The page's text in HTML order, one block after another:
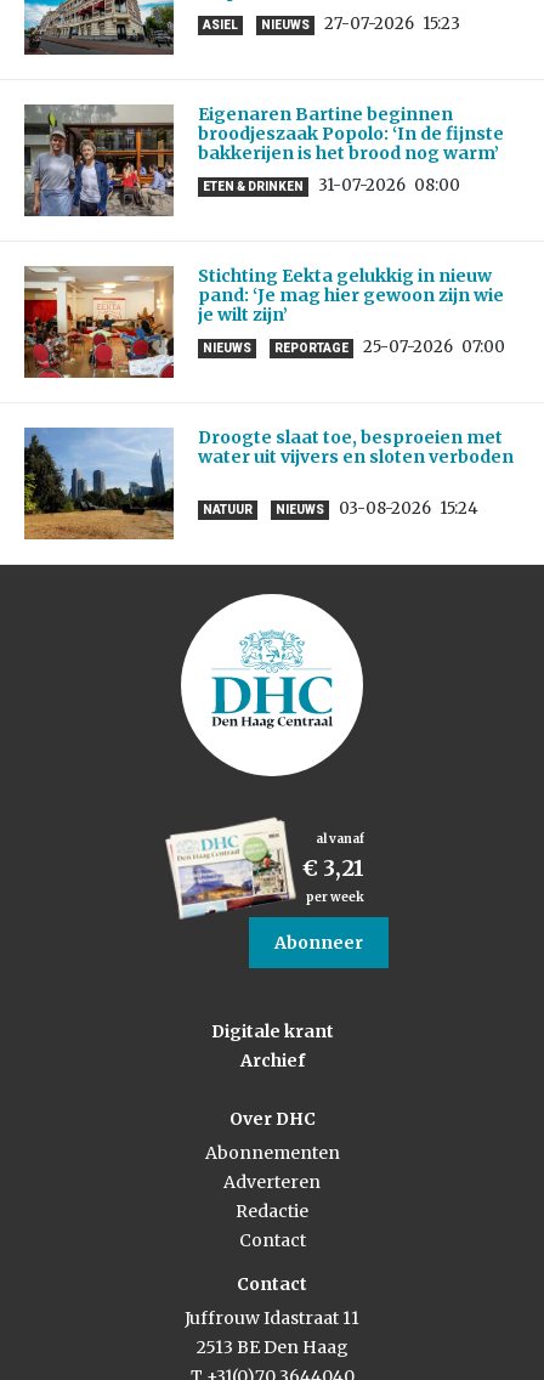
ASIEL NIEUWS 27-07-2026 15:23
Eigenaren Bartine beginnen
broodjeszaak Popolo: ‘In de fijnste
bakkerijen is het brood nog warm’
ETEN & DRINKEN 31-07-2026 08:00
Stichting Eekta gelukkig in nieuw
pand: ‘Je mag hier gewoon zijn wie
je wilt zijn’
NIEUWS REPORTAGE 25-07-2026 07:00
Droogte slaat toe, besproeien met
water uit vijvers en sloten verboden
NATUUR NIEUWS 03-08-2026 15:24
al vanaf
€ 3,21
per week
Abonneer
Digitale krant
Archief
Over DHC
Abonnementen
Adverteren
Redactie
Contact
Contact
Juffrouw Idastraat 11
2513 BE Den Haag